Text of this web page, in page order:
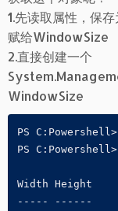
1.先读取属性，保
赋给WindowSize
2.直接创建一个
WindowSize
PS
PS
Width Height
----- ------